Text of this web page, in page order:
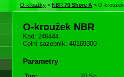
O-kroužky > NBR 70 Shore A > O-
O-kroužek NBR
Kód: 246444
Celní sazebník: 40169300
Parametry